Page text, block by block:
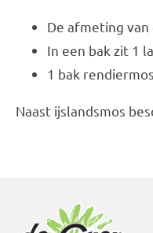
De afmeting
In een bak zit 1
1 bak
Naast ijslandsmos